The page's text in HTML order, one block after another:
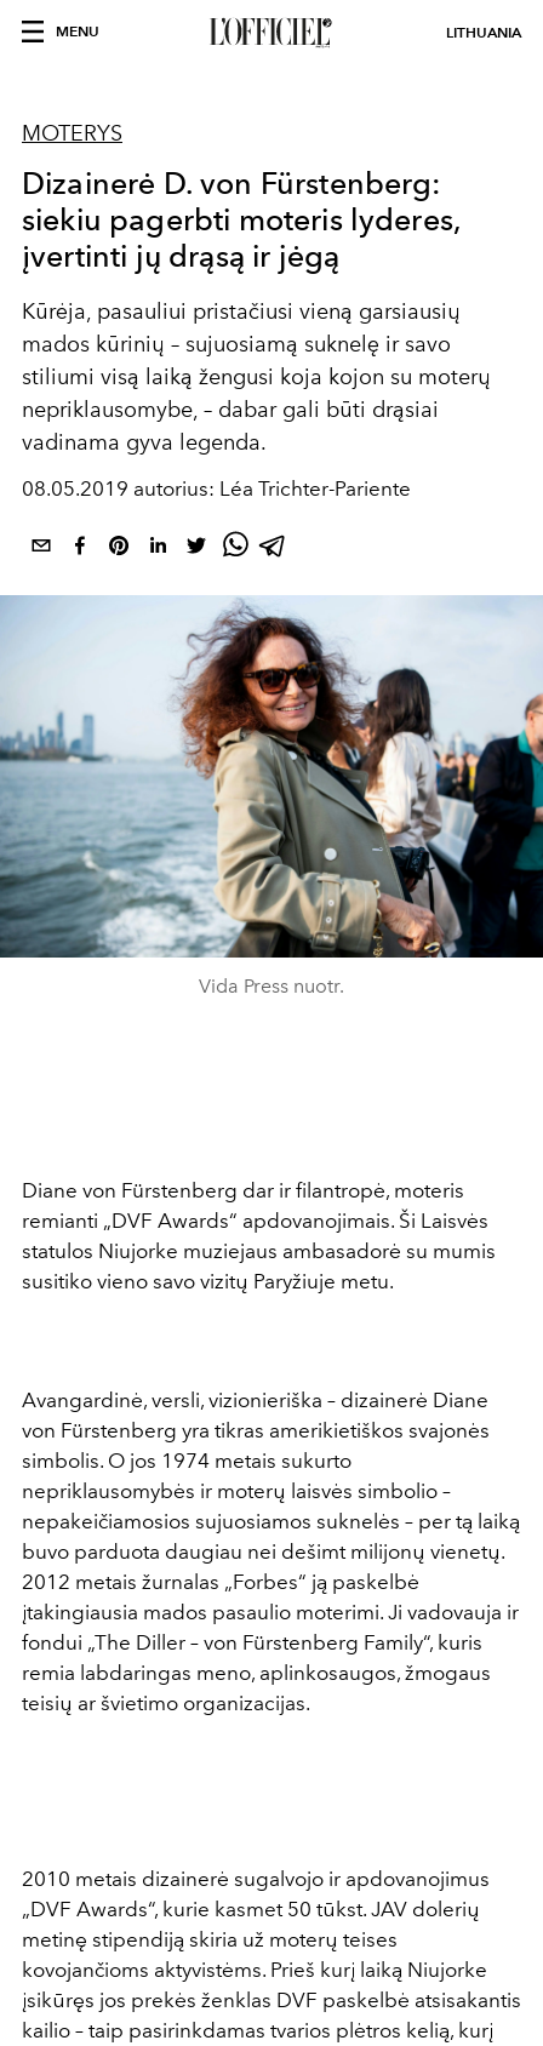
MENU LITHUANIA
MOTERYS
Dizainerė D. von Fürstenberg:
siekiu pagerbti moteris lyderes,
įvertinti jų drąsą ir jėgą
Kūrėja, pasauliui pristačiusi vieną garsiausių
mados kūrinių – sujuosiamą suknelę ir savo
stiliumi visą laiką žengusi koja kojon su moterų
nepriklausomybe, – dabar gali būti drąsiai
vadinama gyva legenda.
08.05.2019 autorius: Léa Trichter-Pariente
Vida Press nuotr.
Diane von Fürstenberg dar ir filantropė, moteris
remianti „DVF Awards“ apdovanojimais. Ši Laisvės
statulos Niujorke muziejaus ambasadorė su mumis
susitiko vieno savo vizitų Paryžiuje metu.
Avangardinė, versli, vizionieriška – dizainerė Diane
von Fürstenberg yra tikras amerikietiškos svajonės
simbolis. O jos 1974 metais sukurto
nepriklausomybės ir moterų laisvės simbolio –
nepakeičiamosios sujuosiamos suknelės – per tą laiką
buvo parduota daugiau nei dešimt milijonų vienetų.
2012 metais žurnalas „Forbes“ ją paskelbė
įtakingiausia mados pasaulio moterimi. Ji vadovauja ir
fondui „The Diller – von Fürstenberg Family“, kuris
remia labdaringas meno, aplinkosaugos, žmogaus
teisių ar švietimo organizacijas.
2010 metais dizainerė sugalvojo ir apdovanojimus
„DVF Awards“, kurie kasmet 50 tūkst. JAV dolerių
metinę stipendiją skiria už moterų teises
kovojančioms aktyvistėms. Prieš kurį laiką Niujorke
įsikūręs jos prekės ženklas DVF paskelbė atsisakantis
kailio – taip pasirinkdamas tvarios plėtros kelią, kurį